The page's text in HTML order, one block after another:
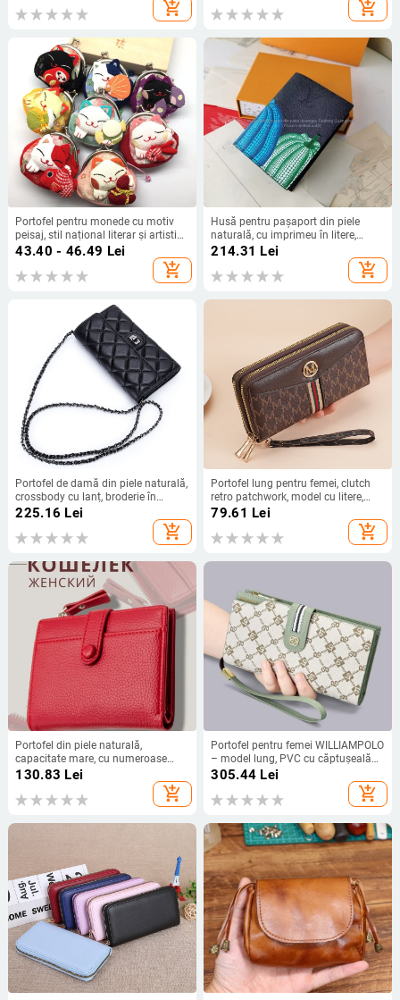
add_shopping_cart add_shopping_cart
Portofel pentru monede cu motiv
peisaj, stil național literar și artistic,
deschidere Koujin, căptușeală
poliester, marcă Citation House
43.40 - 46.49 Lei
add_shopping_cart
Husă pentru pașaport din piele
naturală, cu imprimeu în litere,
căptușeală din piele de vițel, stil
copilăresc de desene animate,
unisex, portofel pentru carduri
214.31 Lei
add_shopping_cart
Portofel de damă din piele naturală,
crossbody cu lanț, broderie în
model diamant-quilt, capacitate
225.16 Lei
add_shopping_cart
Portofel lung pentru femei, clutch
retro patchwork, model cu litere,
material PU, capacitate mare,
79.61 Lei
add_shopping_cart
Portofel din piele naturală,
capacitate mare, cu numeroase
compartimente pentru carduri,
130.83 Lei
add_shopping_cart
Portofel pentru femei WILLIAMPOLO
– model lung, PVC cu căptușeală
din microfibră; stil Fresh and Sweet;
imprimeu: litere; Primăvara 2023
305.44 Lei
add_shopping_cart